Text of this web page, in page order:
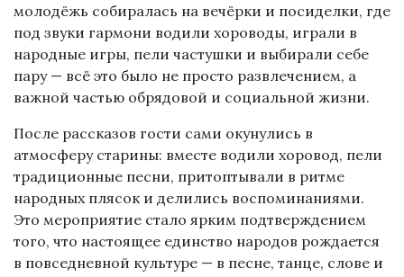
молодёжь собиралась на вечёрки и посиделки, где
под звуки гармони водили хороводы, играли в
народные игры, пели частушки и выбирали себе
пару — всё это было не просто развлечением, а
важной частью обрядовой и социальной жизни.
После рассказов гости сами окунулись в
атмосферу старины: вместе водили хоровод, пели
традиционные песни, притоптывали в ритме
народных плясок и делились воспоминаниями.
Это мероприятие стало ярким подтверждением
того, что настоящее единство народов рождается
в повседневной культуре — в песне, танце, слове и